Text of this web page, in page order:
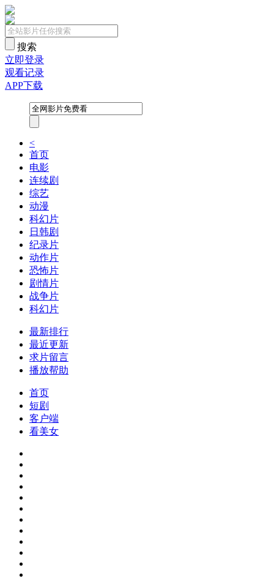
搜索
立即登录
观看记录
APP下载
<
首页
电影
连续剧
综艺
动漫
科幻片
日韩剧
纪录片
动作片
恐怖片
剧情片
战争片
科幻片
最新排行
最近更新
求片留言
播放帮助
首页
短剧
客户端
看美女